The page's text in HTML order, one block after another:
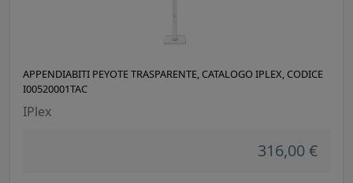
APPENDIABITI PEYOTE TRASPARENTE, CATALOGO IPLEX, CODICE
I00520001TAC
IPlex
316,00 €